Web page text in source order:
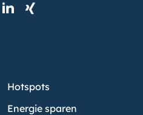
Hotspots
Energie sparen